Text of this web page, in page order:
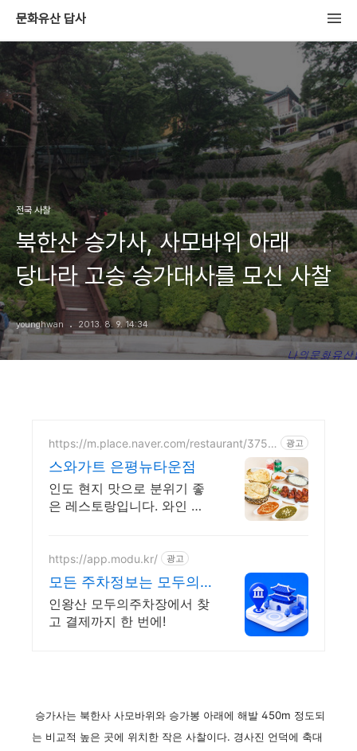
문화유산 답사
전국 사찰
북한산 승가사, 사모바위 아래
당나라 고승 승가대사를 모신 사찰
younghwan 2013. 8. 9. 14:34
https://m.place.naver.com/restaurant/3755
광고
스와가트 은평뉴타운점
인도 현지 맛으로 분위기 좋
은 레스토랑입니다. 와인 콜
https://app.modu.kr/ 광고
모든 주차정보는 모두의
주차장 검색부터 결제까
지 한번에!
인왕산 모두의주차장에서 찾
고 결제까지 한 번에!
승가사는 북한사 사모바위와 승가봉 아래에 해발 450m 정도되
는 비교적 높은 곳에 위치한 작은 사찰이다. 경사진 언덕에 축대